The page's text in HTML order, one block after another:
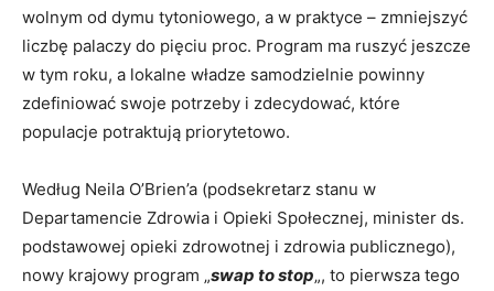
wolnym od dymu tytoniowego, a w praktyce – zmniejszyć
liczbę palaczy do pięciu proc. Program ma ruszyć jeszcze
w tym roku, a lokalne władze samodzielnie powinny
zdefiniować swoje potrzeby i zdecydować, które
populacje potraktują priorytetowo.
Według Neila O’Brien’a (podsekretarz stanu w
Departamencie Zdrowia i Opieki Społecznej, minister ds.
podstawowej opieki zdrowotnej i zdrowia publicznego),
nowy krajowy program „swap to stop„, to pierwsza tego